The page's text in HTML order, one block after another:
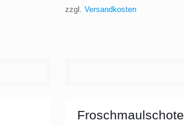
zzgl. Versandkosten
Froschmaulschote